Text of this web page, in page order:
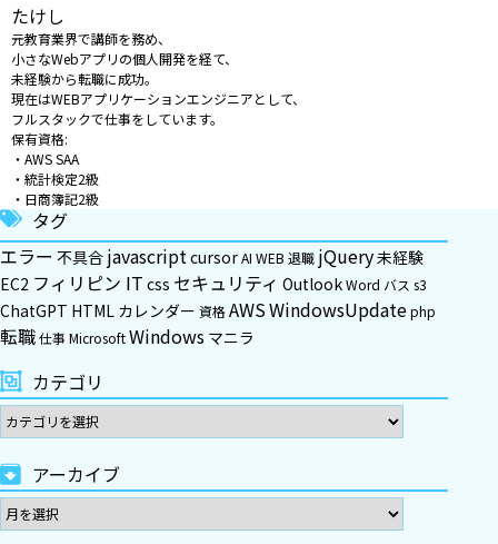
たけし
元教育業界で講師を務め、
小さなWebアプリの個人開発を経て、
未経験から転職に成功。
現在はWEBアプリケーションエンジニアとして、
フルスタックで仕事をしています。
保有資格:
・AWS SAA
・統計検定2級
・日商簿記2級
タグ
エラー 不具合 javascript cursorAI WEB 退職 jQuery未経験
EC2 フィリピン IT css セキュリティ OutlookWord バス s3
ChatGPT HTML カレンダー 資格AWSWindowsUpdatephp
転職仕事 MicrosoftWindows マニラ
カテゴリ
アーカイブ